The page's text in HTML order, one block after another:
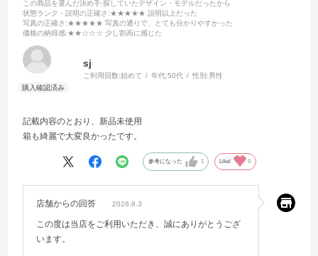
この商品を選んだ決め手:探していたデザイン・モデルだったから
状態ランク・説明の正確さ :★★★★★ 説明以上だった
写真の正確さ :★★★★★ 写真の通りで、とても分かりやすかった
価格の納得感:★★☆☆☆ 少し割高に感じた
sj
ご利用回数:始めて 年代:50代 性別:男性
記載内容のとおり、新品未使用
箱も綺麗で大変良かったです。
参考になった 1 Like! 0
店舗からの回答 2026.8.3
この度は当店をご利用いただき、誠にありがとうござ
います。